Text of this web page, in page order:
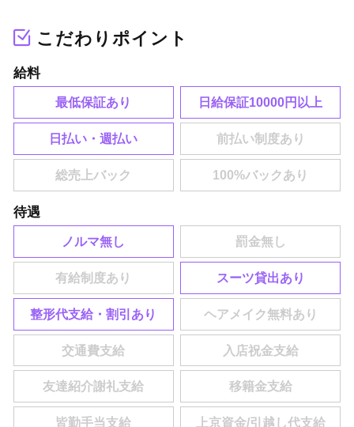
こだわりポイント
給料
最低保証あり 日給保証10000円以上
日払い・週払い
待遇
ノルマ無し
スーツ貸出あり
整形代支給・割引あり